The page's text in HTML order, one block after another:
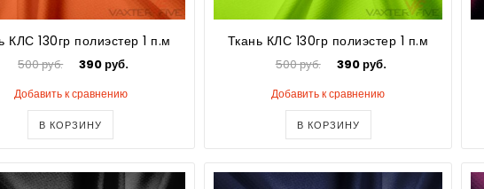
КЛС 130гр полиэстер 1 п.м
500 руб. 390 руб.
Добавить к сравнению
В КОРЗИНУ
Ткань КЛС 130гр полиэстер 1 п.м
500 руб. 390 руб.
Добавить к сравнению
В КОРЗИНУ